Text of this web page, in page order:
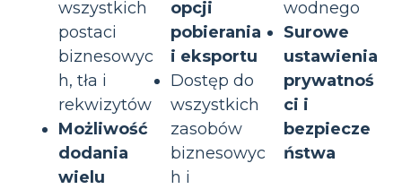
wszystkich
postaci
biznesowyc
h, tła i
rekwizytów
Możliwość
dodania
wielu
opcji
pobierania
i eksportu
Dostęp do
wszystkich
zasobów
biznesowyc
h i
wodnego
Surowe
ustawienia
prywatnoś
ci i
bezpiecze
ństwa